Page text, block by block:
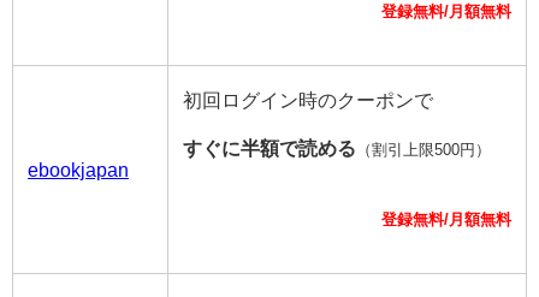
登録無料/月額無料
ebookjapan
初回ログイン時のクーポンで
すぐに半額で読める （割引上限500円）
登録無料/月額無料